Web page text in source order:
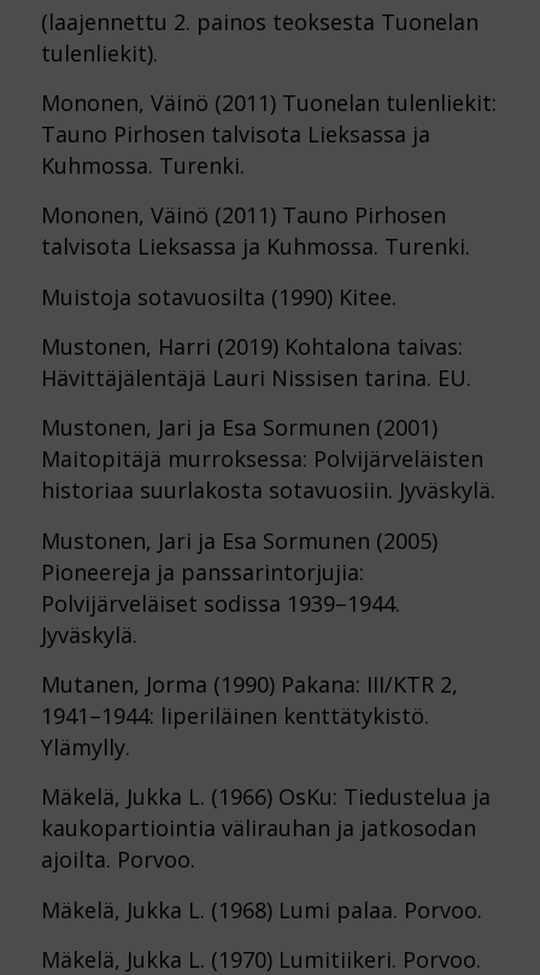
(laajennettu 2. painos teoksesta Tuonelan
tulenliekit).
Mononen, Väinö (2011) Tuonelan tulenliekit:
Tauno Pirhosen talvisota Lieksassa ja
Kuhmossa. Turenki.
Mononen, Väinö (2011) Tauno Pirhosen
talvisota Lieksassa ja Kuhmossa. Turenki.
Muistoja sotavuosilta (1990) Kitee.
Mustonen, Harri (2019) Kohtalona taivas:
Hävittäjälentäjä Lauri Nissisen tarina. EU.
Mustonen, Jari ja Esa Sormunen (2001)
Maitopitäjä murroksessa: Polvijärveläisten
historiaa suurlakosta sotavuosiin. Jyväskylä.
Mustonen, Jari ja Esa Sormunen (2005)
Pioneereja ja panssarintorjujia:
Polvijärveläiset sodissa 1939–1944.
Jyväskylä.
Mutanen, Jorma (1990) Pakana: III/KTR 2,
1941–1944: liperiläinen kenttätykistö.
Ylämylly.
Mäkelä, Jukka L. (1966) OsKu: Tiedustelua ja
kaukopartiointia välirauhan ja jatkosodan
ajoilta. Porvoo.
Mäkelä, Jukka L. (1968) Lumi palaa. Porvoo.
Mäkelä, Jukka L. (1970) Lumitiikeri. Porvoo.